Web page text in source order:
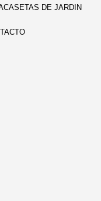
CASETAS DE JARDIN